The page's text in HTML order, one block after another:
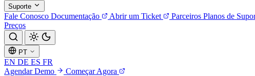
Suporte
Fale Conosco Documentação Abrir um Ticket Parceiros Planos de
Preços
PT
EN DE ES FR
Agendar Demo
Começar Agora